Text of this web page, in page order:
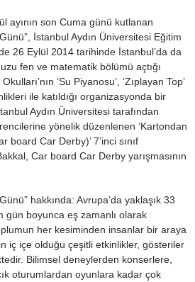
ayının son Cuma günü kutlanan
İstanbul Aydın Üniversitesi Eğitim
26 Eylül 2014 tarihinde İstanbul’da da
fen ve matematik bölümü açtığı
‘Su Piyanosu’, ‘Zıplayan Top’
ile katıldığı organizasyonda bir
Aydın Üniversitesi tarafından
yönelik düzenlenen ‘Kartondan
board Car Derby)’ 7’inci sınıf
Car board Car Derby yarışmasının
hakkında: Avrupa’da yaklaşık 33
gün boyunca eş zamanlı olarak
her kesiminden insanlar bir araya
iç içe olduğu çeşitli etkinlikler, gösteriler
Bilimsel deneylerden konserlere,
oturumlardan oyunlara kadar çok